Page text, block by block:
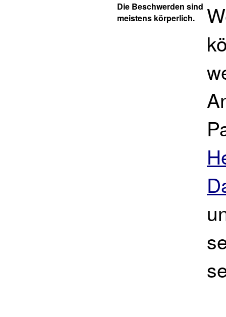
Die Beschwerden sind
meistens körperlich.